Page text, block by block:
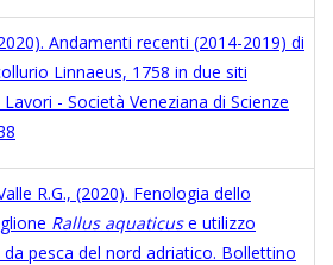
Andamenti recenti (2014-2019) di
Linnaeus, 1758 in due siti
- Società Veneziana di Scienze
R.G., (2020). Fenologia dello
Rallus aquaticuse utilizzo
da pesca del nord adriatico. Bollettino